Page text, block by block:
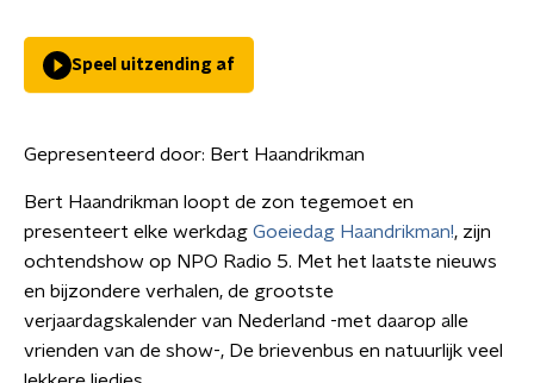
Speel uitzending af
Gepresenteerd door: Bert Haandrikman
Bert Haandrikman loopt de zon tegemoet en
presenteert elke werkdag Goeiedag Haandrikman!, zijn
ochtendshow op NPO Radio 5. Met het laatste nieuws
en bijzondere verhalen, de grootste
verjaardagskalender van Nederland -met daarop alle
vrienden van de show-, De brievenbus en natuurlijk veel